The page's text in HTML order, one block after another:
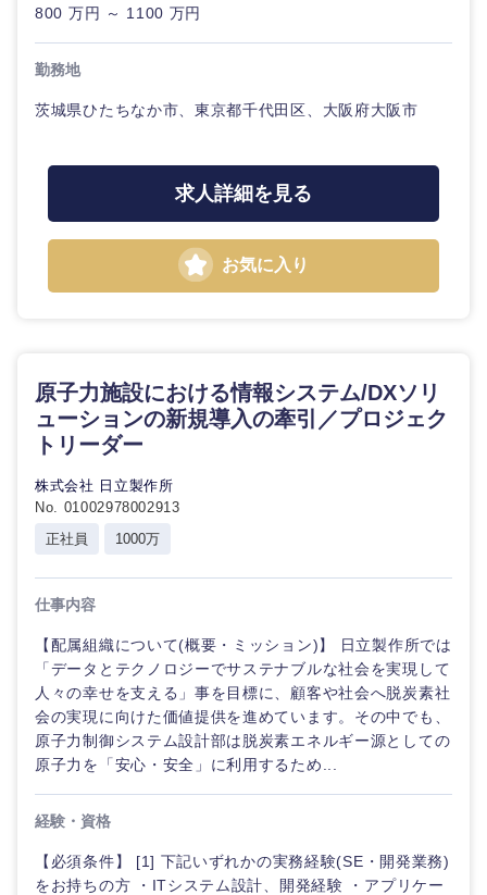
コンサル
術
Web
サ
ー
ム
技術職
（モノづ
くり）
金融専門
ル
不動産専
門職
建設・施
工管理
技術職（IT）、Webサービス・制作、
その他
倉庫・運輸・物流
WEBサービス
コンサル・シンクタンク
マスメディア
法律・特許事務所・監査法人
人材・アウトソーシング
サービス
その他
埼玉県
東京都
甲信越・北陸
新潟県
石川県 福井県
転勤なし
800 万円 ～ 1100 万円
勤務地
茨城県ひたちなか市、東京都千代田区、大阪府大阪市
求人詳細を見る
お気に入り
原子力施設における情報システム/DXソリ
ューションの新規導入の牽引／プロジェク
トリーダー
株式会社 日立製作所
No. 01002978002913
正社員
1000万
仕事内容
【配属組織について(概要・ミッション)】 日立製作所では
「データとテクノロジーでサステナブルな社会を実現して
人々の幸せを支える」事を目標に、顧客や社会へ脱炭素社
会の実現に向けた価値提供を進めています。その中でも、
原子力制御システム設計部は脱炭素エネルギー源としての
原子力を「安心・安全」に利用するため...
経験・資格
【必須条件】 [1] 下記いずれかの実務経験(SE・開発業務)
をお持ちの方 ・ITシステム設計、開発経験 ・アプリケー